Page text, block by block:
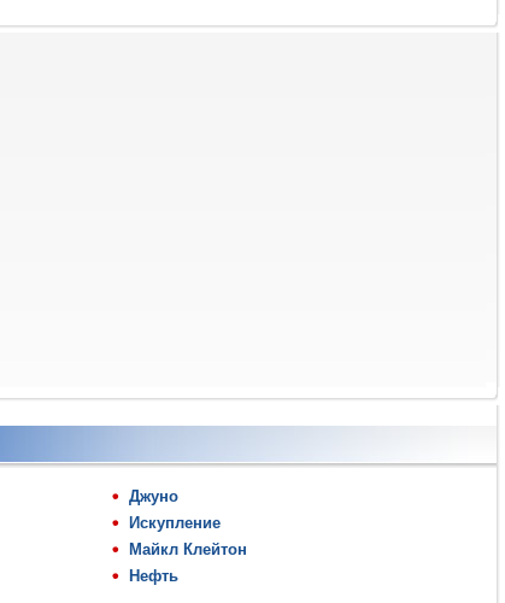
Джуно
Искупление
Майкл Клейтон
Нефть